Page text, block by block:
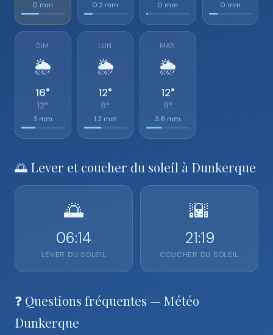
0 mm 0.2 mm 0 mm 0 mm
DIM.
🌦️
16°
12°
3 mm
LUN.
🌦️
12°
9°
1.2 mm
MAR.
🌦️
12°
9°
3.6 mm
🌅 Lever et coucher du soleil à Dunkerque
🌅
06:14
LEVER DU SOLEIL
🌇
21:19
COUCHER DU SOLEIL
❓ Questions fréquentes — Météo
Dunkerque